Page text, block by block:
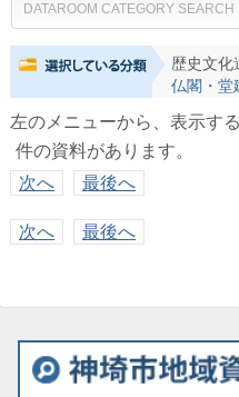
DATAROOM CATEGORY SEARCH
歴史文化
仏閣・堂
左のメニューから、表示す
件の資料があります。
次へ
最後へ
次へ 最後へ